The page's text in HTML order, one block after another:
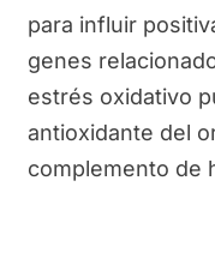
para influir
genes
estrés oxidativo
antioxidante del
complemento de